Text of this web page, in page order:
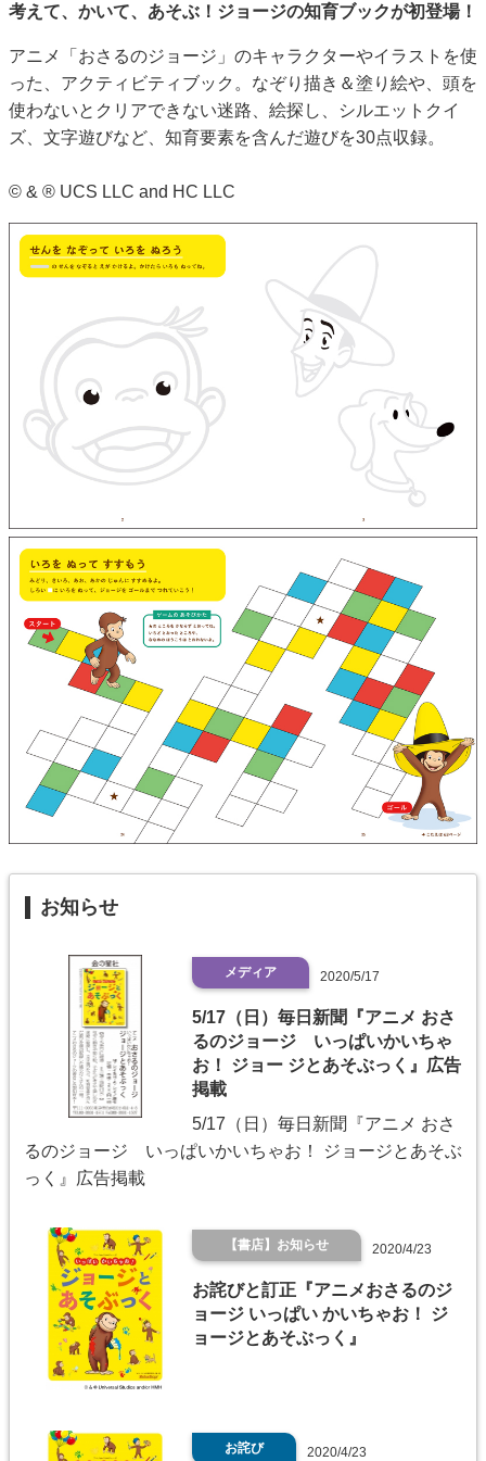
考えて、かいて、あそぶ！ジョージの知育ブックが初登場！
アニメ「おさるのジョージ」のキャラクターやイラストを使
った、アクティビティブック。なぞり描き＆塗り絵や、頭を
使わないとクリアできない迷路、絵探し、シルエットクイ
ズ、文字遊びなど、知育要素を含んだ遊びを30点収録。
© & ® UCS LLC and HC LLC
お知らせ
メディア 2020/5/17
5/17（日）毎日新聞『アニメ おさ
るのジョージ いっぱいかいちゃ
お！ ジョー ジとあそぶっく』広告
掲載
5/17（日）毎日新聞『アニメ おさ
るのジョージ いっぱいかいちゃお！ ジョージとあそぶ
っく』広告掲載
【書店】お知らせ 2020/4/23
お詫びと訂正『アニメおさるのジ
ョージ いっぱい かいちゃお！ ジ
ョージとあそぶっく』
お詫び 2020/4/23